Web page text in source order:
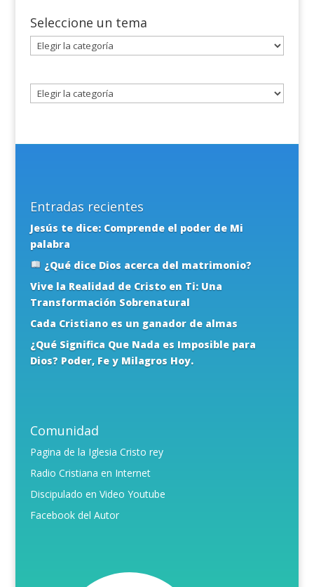
Seleccione un tema
Seleccione
un
Entradas recientes
Jesús te dice: Comprende el poder de Mi
palabra
¿Qué dice Dios acerca del matrimonio?
Vive la Realidad de Cristo en Ti: Una
Transformación Sobrenatural
Cada Cristiano es un ganador de almas
¿Qué Significa Que Nada es Imposible para
Dios? Poder, Fe y Milagros Hoy.
Comunidad
Pagina de la Iglesia Cristo rey
Radio Cristiana en Internet
Discipulado en Video Youtube
Facebook del Autor